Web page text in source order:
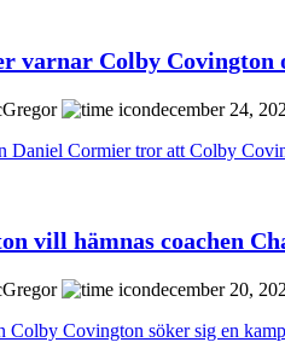
varnar Colby Covington
december 24,
Daniel Cormier tror att Colby
vill hämnas coachen
december 20,
Colby Covington söker sig en